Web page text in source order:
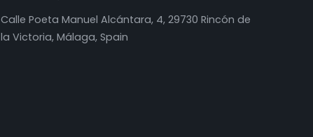
Calle Poeta Manuel Alcántara, 4, 29730 Rincón de
la Victoria, Málaga, Spain